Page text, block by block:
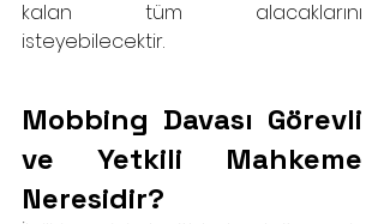
kalan tüm alacaklarını
isteyebilecektir.
Mobbing Davası Görevli
ve Yetkili Mahkeme
Neresidir?